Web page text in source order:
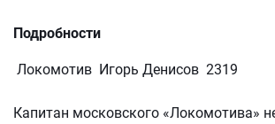
Подробности
Локомотив Игорь Денисов 2319
Капитан московского «Локомотива»